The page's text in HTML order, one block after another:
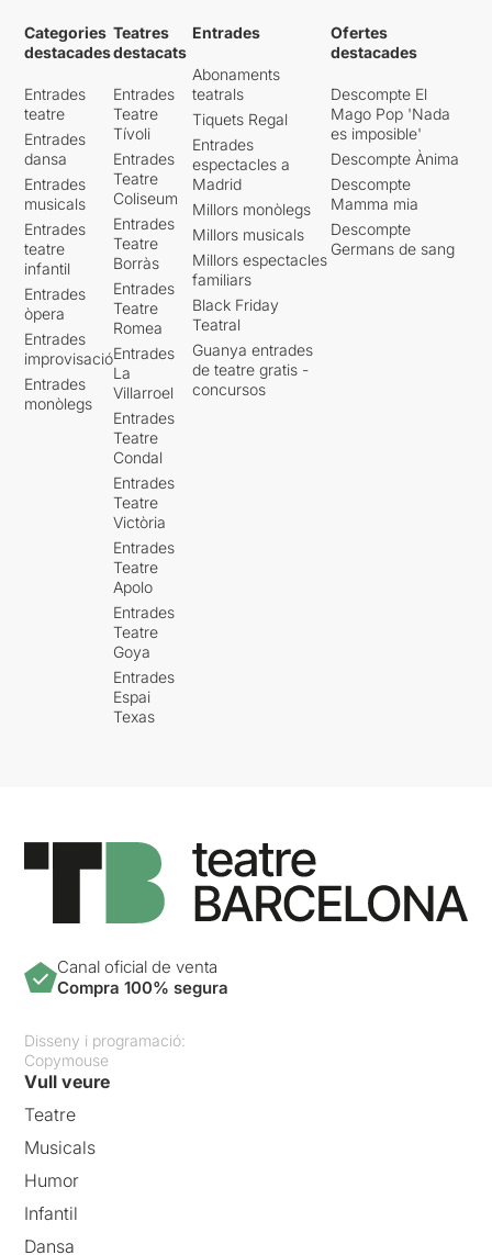
Categories
destacades
Entrades
teatre
Entrades
dansa
Entrades
musicals
Entrades
teatre
infantil
Entrades
òpera
Entrades
improvisació
Entrades
monòlegs
Teatres
destacats
Entrades
Teatre
Tívoli
Entrades
Teatre
Coliseum
Entrades
Teatre
Borràs
Entrades
Teatre
Romea
Entrades
La
Villarroel
Entrades
Teatre
Condal
Entrades
Teatre
Victòria
Entrades
Teatre
Apolo
Entrades
Teatre
Goya
Entrades
Espai
Texas
Entrades
Abonaments
teatrals
Tiquets Regal
Entrades
espectacles a
Madrid
Millors monòlegs
Millors musicals
Millors espectacles
familiars
Black Friday
Teatral
Guanya entrades
de teatre gratis -
concursos
Ofertes
destacades
Descompte El
Mago Pop 'Nada
es imposible'
Descompte Ànima
Descompte
Mamma mia
Descompte
Germans de sang
Canal oficial de venta
Compra 100% segura
Disseny i programació:
Copymouse
Vull veure
Teatre
Musicals
Humor
Infantil
Dansa